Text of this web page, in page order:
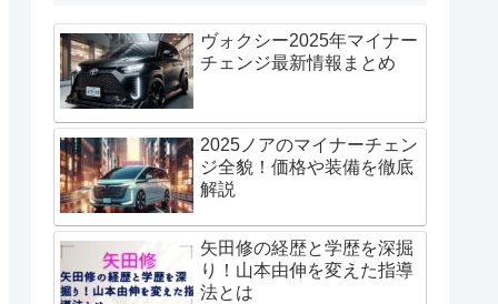
ヴォクシー2025年マイナー
チェンジ最新情報まとめ
2025ノアのマイナーチェン
ジ全貌！価格や装備を徹底
解説
矢田修の経歴と学歴を深掘
り！山本由伸を変えた指導
法とは